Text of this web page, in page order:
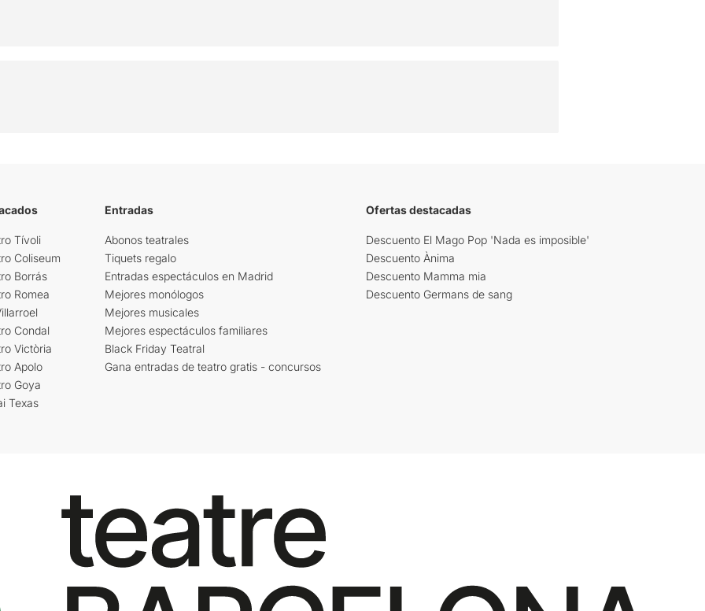
Tívoli
Coliseum
Borrás
Romea
Condal
Victòria
Apolo
Goya
Texas
Entradas
Abonos teatrales
Tiquets regalo
Entradas espectáculos en Madrid
Mejores monólogos
Mejores musicales
Mejores espectáculos familiares
Black Friday Teatral
Gana entradas de teatro gratis - concursos
Ofertas destacadas
Descuento El Mago Pop 'Nada es imposible'
Descuento Ànima
Descuento Mamma mia
Descuento Germans de sang